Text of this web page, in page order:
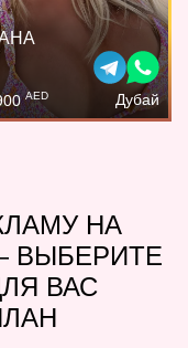
AED Дубай
НА
— ВЫБЕРИТЕ
ВАС